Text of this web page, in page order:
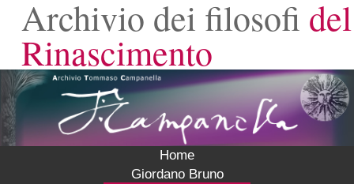
Archivio dei filosofi del
Rinascimento
Home
Giordano Bruno